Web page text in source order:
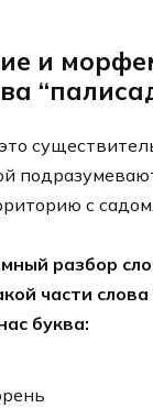
и
с садом.
разбор
части
буква: